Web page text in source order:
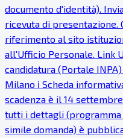
documento d'identità).
ricevuta di presentazione.
riferimento al sito
all'Ufficio Personale. Link
candidatura (Portale
Milano ℹ Scheda
scadenza è il 14
tutti i dettagli
simile domanda) è